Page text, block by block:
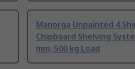
Manorga Unpainted 4
Chipboard Shelving
mm, 500 kg Load